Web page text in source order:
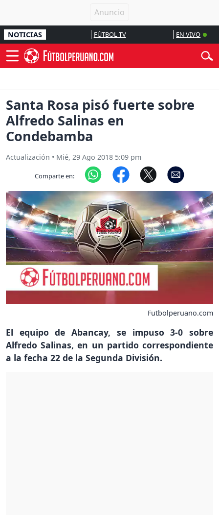
NOTICIAS FÚTBOL TV EN VIVO
Santa Rosa pisó fuerte sobre
Alfredo Salinas en
Condebamba
Actualización • Mié, 29 Ago 2018 5:09 pm
Comparte en:
Futbolperuano.com
El equipo de Abancay, se impuso 3-0 sobre
Alfredo Salinas, en un partido correspondiente
a la fecha 22 de la Segunda División.